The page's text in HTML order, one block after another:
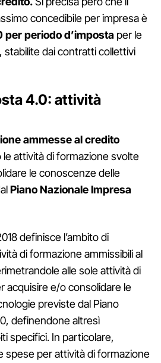
concedibile per impresa è
periodo d’imposta per le
stabilite dai contratti collettivi
4.0: attività
ammesse al credito
le attività di formazione svolte
le conoscenze delle
Piano Nazionale Impresa
definisce l’ambito di
di formazione ammissibili al
alle sole attività di
acquisire e/o consolidare le
previste dal Piano
definendone altresì
specifici. In particolare,
spese per attività di formazione